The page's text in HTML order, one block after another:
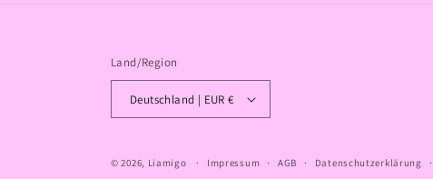
Land/Region
Deutschland | EUR €
© 2026, Liamigo Impressum AGB Datenschutzerklärung